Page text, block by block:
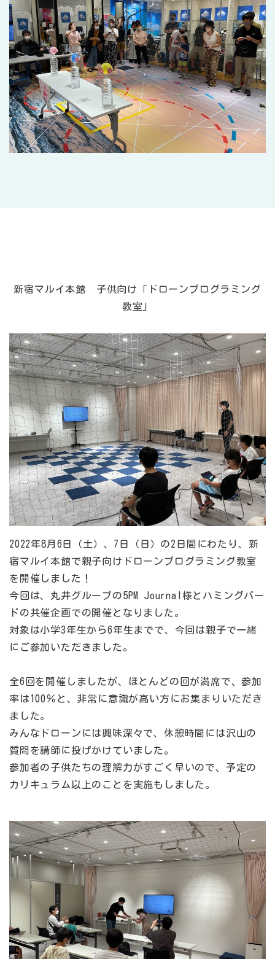
新宿マルイ本館 子供向け「ドローンプログラミング
教室」
2022年8月6日（土）、7日（日）の2日間にわたり、新
宿マルイ本館で親子向けドローンプログラミング教室
を開催しました！
今回は、丸井グループの5PM Journal様とハミングバー
ドの共催企画での開催となりました。
対象は小学3年生から6年生までで、今回は親子で一緒
にご参加いただきました。
全6回を開催しましたが、ほとんどの回が満席で、参加
率は100％と、非常に意識が高い方にお集まりいただき
ました。
みんなドローンには興味深々で、休憩時間には沢山の
質問を講師に投げかけていました。
参加者の子供たちの理解力がすごく早いので、予定の
カリキュラム以上のことを実施もしました。